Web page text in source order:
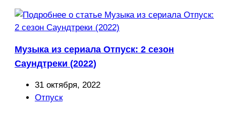
Музыка из сериала Отпуск: 2 сезон
Саундтреки (2022)
Запись
опубликована:
31 октября, 2022
Рубрика
Отпуск